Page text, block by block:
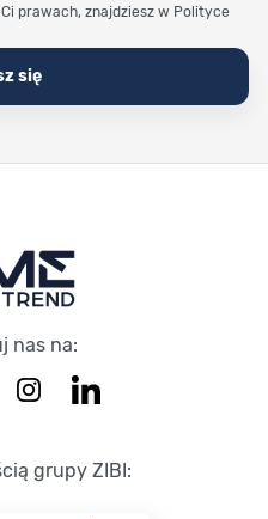
prawach, znajdziesz w Polityce
się
nas na:
grupy ZIBI: